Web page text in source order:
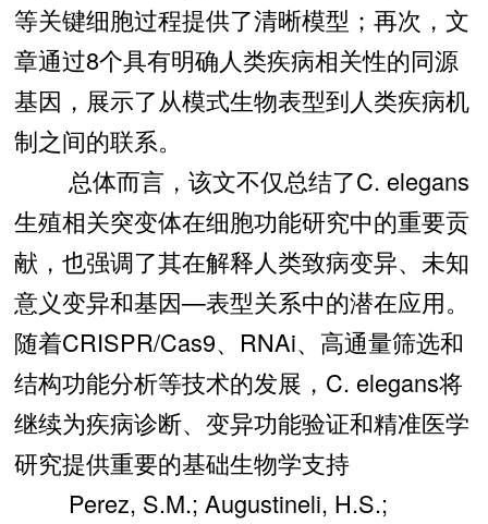
等关键细胞过程提供了清晰模型；再次，文
章通过8个具有明确人类疾病相关性的同源
基因，展示了从模式生物表型到人类疾病机
制之间的联系。
总体而言，该文不仅总结了C. elegans
生殖相关突变体在细胞功能研究中的重要贡
献，也强调了其在解释人类致病变异、未知
意义变异和基因—表型关系中的潜在应用。
随着CRISPR/Cas9、RNAi、高通量筛选和
结构功能分析等技术的发展，C. elegans将
继续为疾病诊断、变异功能验证和精准医学
研究提供重要的基础生物学支持
Perez, S.M.; Augustineli, H.S.;